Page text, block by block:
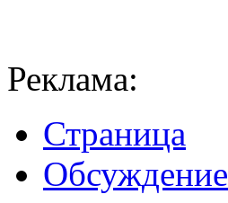
Реклама:
Страница
Обсуждение